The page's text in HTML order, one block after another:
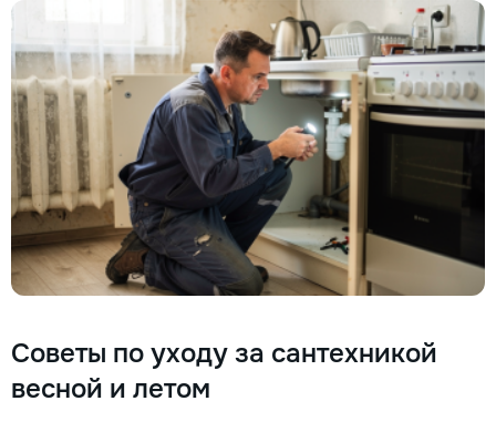
Советы по уходу за сантехникой
весной и летом